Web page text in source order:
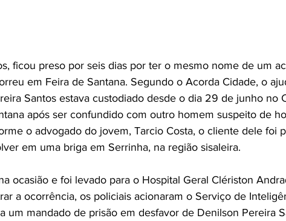
ficou preso por seis dias por ter o mesmo nome de um
em Feira de Santana. Segundo o Acorda Cidade, o
Santos estava custodiado desde o dia 29 de junho no
após ser confundido com outro homem suspeito de
o advogado do jovem, Tarcio Costa, o cliente dele foi
em uma briga em Serrinha, na região sisaleira.
ocasião e foi levado para o Hospital Geral Clériston
a ocorrência, os policiais acionaram o Serviço de
um mandado de prisão em desfavor de Denilson Pereira